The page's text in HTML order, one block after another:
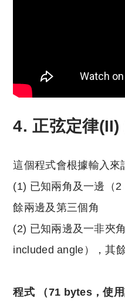
4. 正弦定律
這個程式會根據輸入來
(1) 已知兩角及一邊（
餘兩邊及第三個角
(2) 已知兩邊及一非夾
included angle），其
程式 （71 bytes，使